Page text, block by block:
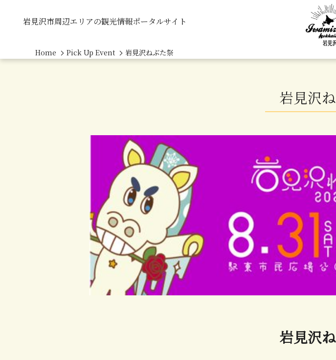
岩見沢市周辺エリアの観光情報ポータルサイト
Home Pick Up Event 岩見沢ねぶた祭
岩見沢
岩見沢